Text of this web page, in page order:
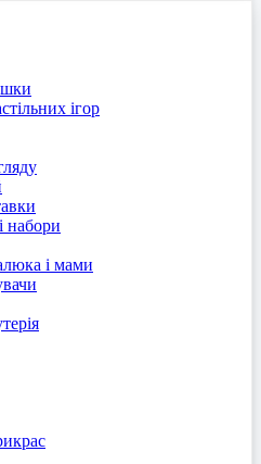
ігор
набори
і мами